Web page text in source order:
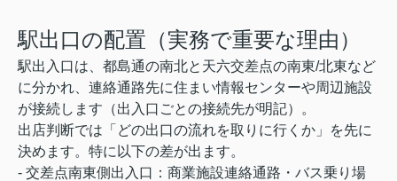
駅出口の配置（実務で重要な理由）
駅出入口は、都島通の南北と天六交差点の南東/北東など
に分かれ、連絡通路先に住まい情報センターや周辺施設
が接続します（出入口ごとの接続先が明記）。
出店判断では「どの出口の流れを取りに行くか」を先に
決めます。特に以下の差が出ます。
- 交差点南東側出入口：商業施設連絡通路・バス乗り場